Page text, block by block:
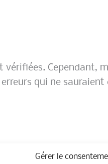
Gérer le
Cependant,
qui ne sauraient